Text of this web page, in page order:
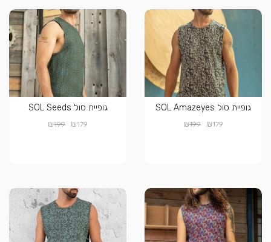
גופיית סול SOL Amazeyes
₪179
₪199
גופיית סול SOL Seeds
₪179
₪199